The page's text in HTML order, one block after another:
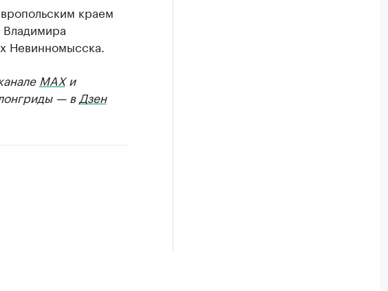
краем
Невинномысска.
MAXи
— в Дзен